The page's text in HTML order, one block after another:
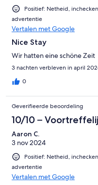
Positief: Netheid,
advertentie
Vertalen met Google
Nice Stay
Wir hatten eine schöne Zeit
3 nachten verbleven in april
0
Geverifieerde beoordeling
10/10 –
Aaron C.
3 nov 2024
Positief: Netheid,
advertentie
Vertalen met Google